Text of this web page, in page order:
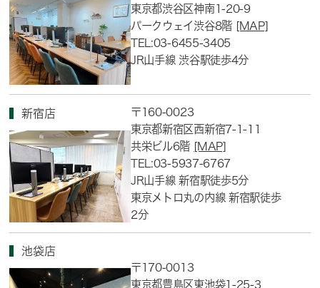
東京都渋谷区神南1-20-9
パークウェイ渋谷8階 [MAP]
TEL:03-6455-3405
JR山手線 渋谷駅徒歩4分
新宿店
〒160-0023
東京都新宿区西新宿7-1-11
共栄ビル6階 [MAP]
TEL:03-5937-6767
JR山手線 新宿駅徒歩5分
東京メトロ丸の内線 新宿駅徒歩
2分
池袋店
〒170-0013
東京都豊島区東池袋1-25-3